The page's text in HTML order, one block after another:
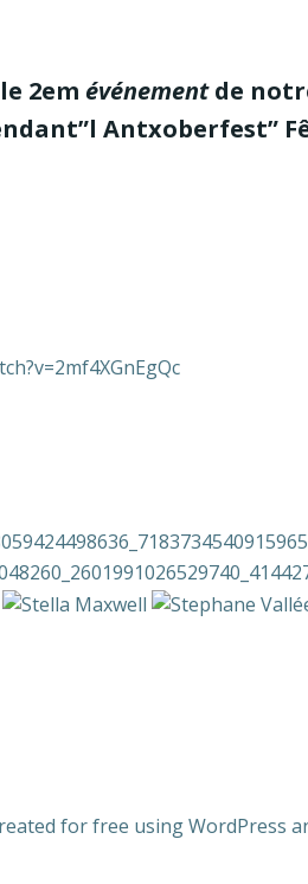
2em événementde
Antxoberfest”
for free using WordPress